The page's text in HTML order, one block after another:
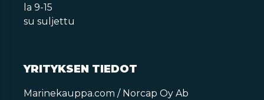
la 9-15
su suljettu
YRITYKSEN TIEDOT
Marinekauppa.com / Norcap Oy Ab